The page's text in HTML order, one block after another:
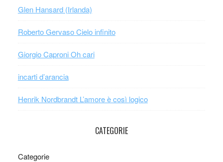
Glen Hansard (Irlanda)
Roberto Gervaso Cielo infinito
Giorgio Caproni Oh cari
incarti d’arancia
Henrik Nordbrandt L’amore è così logico
CATEGORIE
Categorie